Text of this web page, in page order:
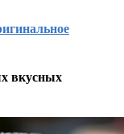
вкусных